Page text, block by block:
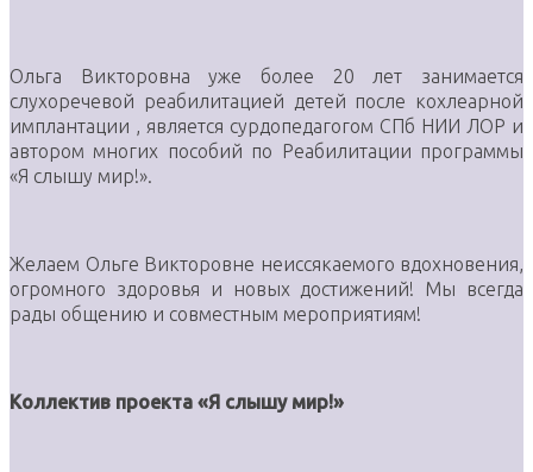
Ольга Викторовна уже более 20 лет занимается
слухоречевой реабилитацией детей после кохлеарной
имплантации , является сурдопедагогом СПб НИИ ЛОР и
автором многих пособий по Реабилитации программы
«Я слышу мир!».
Желаем Ольге Викторовне неиссякаемого вдохновения,
огромного здоровья и новых достижений! Мы всегда
рады общению и совместным мероприятиям!
Коллектив проекта «Я слышу мир!»